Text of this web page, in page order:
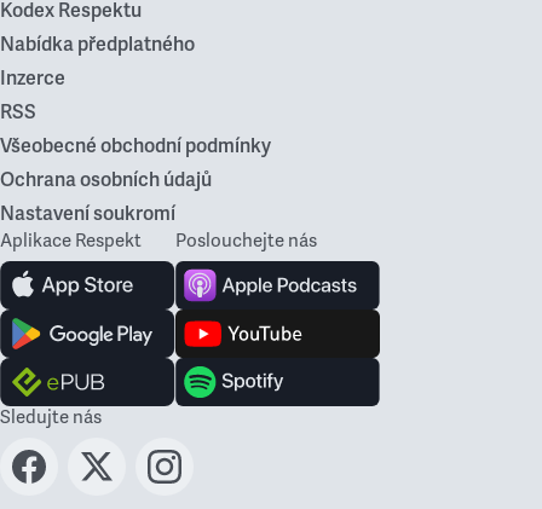
Kodex Respektu
Nabídka předplatného
Inzerce
RSS
Všeobecné obchodní podmínky
Ochrana osobních údajů
Nastavení soukromí
Aplikace Respekt Poslouchejte nás
Sledujte nás